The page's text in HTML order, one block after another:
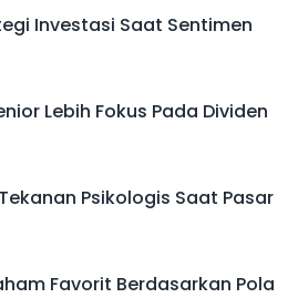
Investasi Saat Sentimen
Lebih Fokus Pada Dividen
Psikologis Saat Pasar
Favorit Berdasarkan Pola